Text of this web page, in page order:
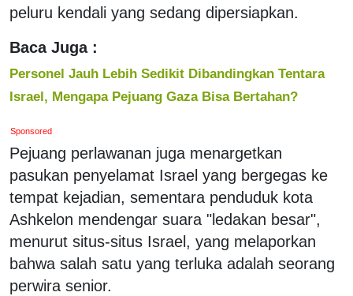
peluru kendali yang sedang dipersiapkan.
Baca Juga :
Personel Jauh Lebih Sedikit Dibandingkan Tentara
Israel, Mengapa Pejuang Gaza Bisa Bertahan?
Sponsored
Pejuang perlawanan juga menargetkan
pasukan penyelamat Israel yang bergegas ke
tempat kejadian, sementara penduduk kota
Ashkelon mendengar suara "ledakan besar",
menurut situs-situs Israel, yang melaporkan
bahwa salah satu yang terluka adalah seorang
perwira senior.